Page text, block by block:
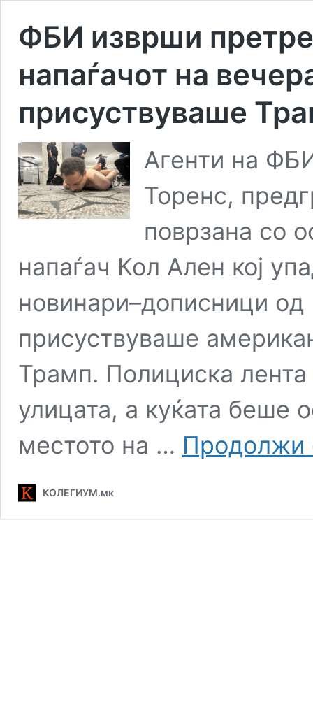
ФБИ изврши
напаѓачот на
присуствуваше
Агенти на
Торенс,
поврзана со
напаѓач Кол Ален кој
новинари–дописници од
присуствуваше
Трамп. Полициска
улицата, а куќата беше
местото на … Продолжи
КОЛЕГИУМ.мк